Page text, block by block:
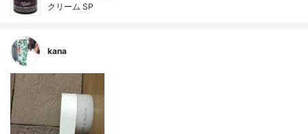
クリーム SP
kana